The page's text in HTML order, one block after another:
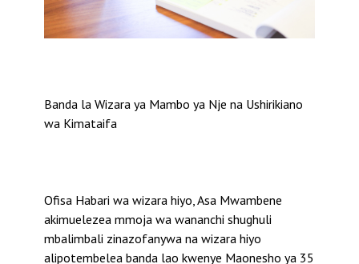
Banda la Wizara ya Mambo ya Nje na Ushirikiano
wa Kimataifa
Ofisa Habari wa wizara hiyo, Asa Mwambene
akimuelezea mmoja wa wananchi shughuli
mbalimbali zinazofanywa na wizara hiyo
alipotembelea banda lao kwenye Maonesho ya 35